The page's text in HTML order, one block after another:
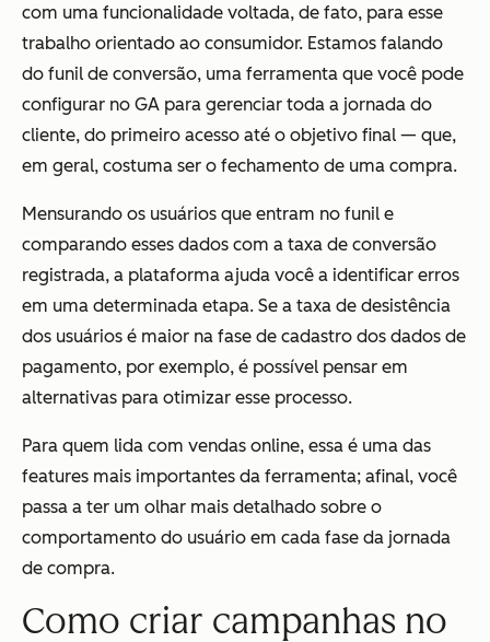
com uma funcionalidade voltada, de fato, para esse
trabalho orientado ao consumidor. Estamos falando
do funil de conversão, uma ferramenta que você pode
configurar no GA para gerenciar toda a jornada do
cliente, do primeiro acesso até o objetivo final — que,
em geral, costuma ser o fechamento de uma compra.
Mensurando os usuários que entram no funil e
comparando esses dados com a taxa de conversão
registrada, a plataforma ajuda você a identificar erros
em uma determinada etapa. Se a taxa de desistência
dos usuários é maior na fase de cadastro dos dados de
pagamento, por exemplo, é possível pensar em
alternativas para otimizar esse processo.
Para quem lida com vendas online, essa é uma das
features mais importantes da ferramenta; afinal, você
passa a ter um olhar mais detalhado sobre o
comportamento do usuário em cada fase da jornada
de compra.
Como criar campanhas no